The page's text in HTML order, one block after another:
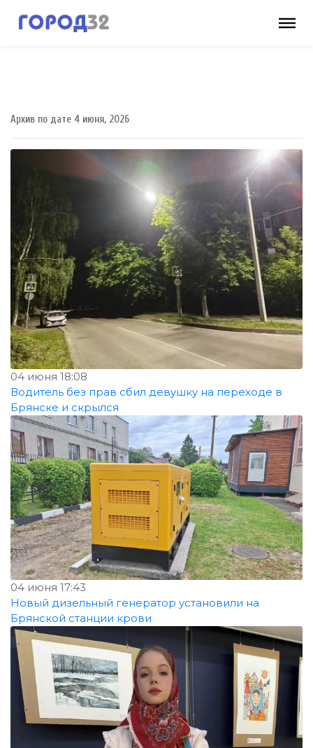
Архив по дате 4 июня, 2026
04 июня 18:08
Водитель без прав сбил девушку на переходе в
Брянске и скрылся
04 июня 17:43
Новый дизельный генератор установили на
Брянской станции крови